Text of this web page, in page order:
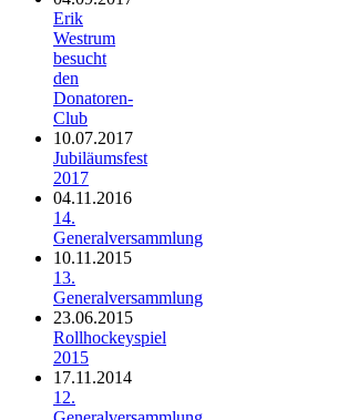
Erik
Westrum
besucht
den
Donatoren-
Club
10.07.2017
Jubiläumsfest
2017
04.11.2016
14.
Generalversammlung
10.11.2015
13.
Generalversammlung
23.06.2015
Rollhockeyspiel
2015
17.11.2014
12.